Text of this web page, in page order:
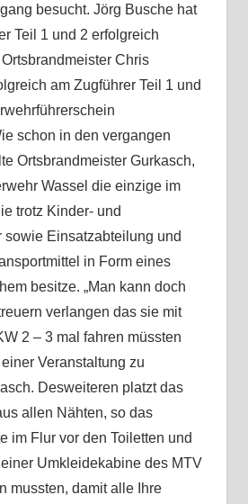
besucht. Jörg Busche hat
Teil 1 und 2 erfolgreich
Chris
am Zugführer Teil 1 und
schon in den vergangen
Ortsbrandmeister Gurkasch,
Wassel die einzige im
trotz Kinder- und
sowie Einsatzabteilung und
in Form eines
besitze. „Man kann doch
verlangen das sie mit
2 – 3 mal fahren müssten
Veranstaltung zu
Desweiteren platzt das
allen Nähten, so das
im Flur vor den Toiletten und
Umkleidekabine des MTV
mussten, damit alle Ihre